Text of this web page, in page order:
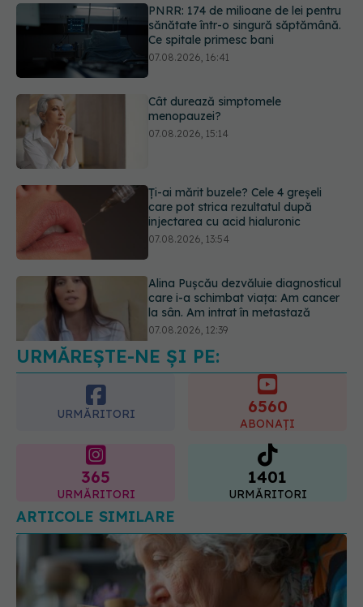
Cât durează simptomele
menopauzei?
07.08.2026, 15:14
Ți-ai mărit buzele? Cele 4 greșeli
care pot strica rezultatul după
injectarea cu acid hialuronic
Alina Pușcău dezvăluie diagnosticul
care i-a schimbat viața: Am cancer
la sân. Am intrat în metastază
07.08.2026, 12:39
Dieta care poate crește brusc
colesterolul. Cine este mai expus
07.08.2026, 17:22
URMĂREȘTE-NE ȘI PE:
URMĂRITORI 6560
ABONAȚI
365
URMĂRITORI
1401
URMĂRITORI
ARTICOLE SIMILARE